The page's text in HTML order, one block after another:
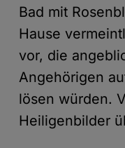
Bad mit
Hause
vor, die
Angehörigen
lösen würden.
Heiligenbilder